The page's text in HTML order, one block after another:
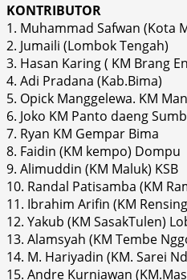
KONTRIBUTOR
1. Muhammad Safwan (Kota
2. Jumaili (Lombok Tengah)
3. Hasan Karing ( KM Brang
4. Adi Pradana (Kab.Bima)
5. Opick Manggelewa. KM
6. Joko KM Panto daeng
7. Ryan KM Gempar Bima
8. Faidin (KM kempo) Dompu
9. Alimuddin (KM Maluk) KSB
10. Randal Patisamba (KM
11. Ibrahim Arifin (KM
12. Yakub (KM SasakTulen)
13. Alamsyah (KM Tembe
14. M. Hariyadin (KM. Sarei
15. Andre Kurniawan